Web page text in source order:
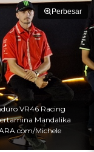
Perbesar
VR46 Racing
Mandalika
Michele